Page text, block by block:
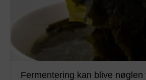
Fermentering kan blive nøglen